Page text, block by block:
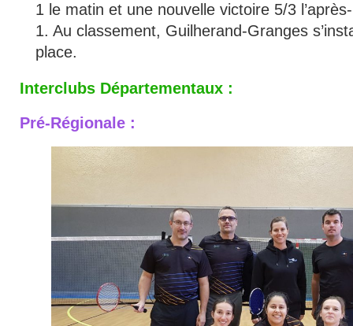
1 le matin et une nouvelle victoire 5/3
1. Au classement, Guilherand-Granges
place.
Interclubs Départementaux :
Pré-Régionale :